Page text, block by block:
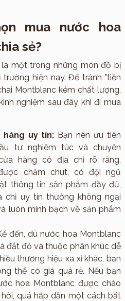
mua nước hoa
sẻ?
một trong những món đồ bị
hiện nay. Để tránh "tiền
Montblanc kém chất lượng,
nghiệm sau đây khi đi mua
hàng uy tín: Bạn nên ưu tiên
tư nghiêm túc và chuyên
hàng có địa chỉ rõ ràng,
chăm chút, có đội ngũ
thông tin sản phẩm đầy đủ,
chỉ uy tín thường không ngại
luôn minh bạch về sản phẩm
đến, dù nước hoa Montblanc
đắt đỏ và thuộc phân khúc dễ
thương hiệu xa xỉ khác, bạn
thể có giá quá rẻ. Nếu bạn
hoa Montblanc được chào
quá hấp dẫn một cách bất